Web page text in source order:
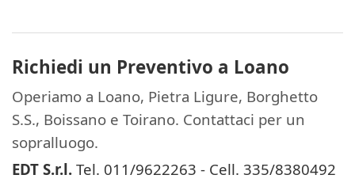
Richiedi un Preventivo a Loano
Operiamo a Loano, Pietra Ligure, Borghetto
S.S., Boissano e Toirano. Contattaci per un
sopralluogo.
EDT S.r.l. Tel. 011/9622263 - Cell. 335/8380492